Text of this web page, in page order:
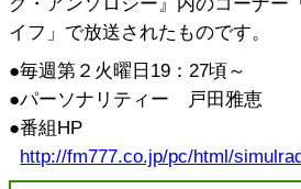
イフ」で放送されたものです。
●毎週第２火曜日19：27頃～
●パーソナリティー 戸田雅恵
●番組HP
http://fm777.co.jp/pc/html/